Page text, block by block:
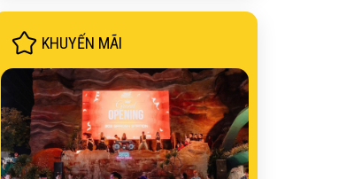
KHUYẾN MÃI